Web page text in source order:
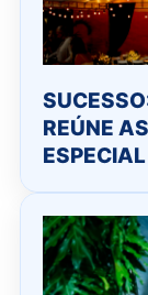
REÚNE
ESPECIAL